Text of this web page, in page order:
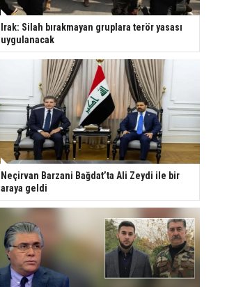
Irak: Silah bırakmayan gruplara terör yasası
uygulanacak
Neçirvan Barzani Bağdat’ta Ali Zeydi ile bir
araya geldi